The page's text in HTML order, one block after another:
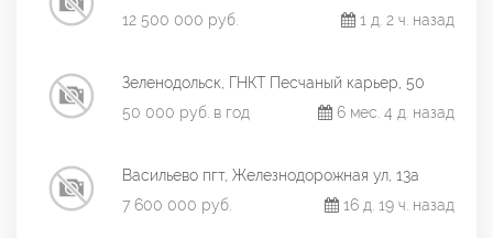
12 500 000 руб.
1 д. 2 ч. назад
Зеленодольск, ГНКТ Песчаный карьер, 50
50 000 руб. в год
6 мес. 4 д. назад
Васильево пгт, Железнодорожная ул, 13а
7 600 000 руб.
16 д. 19 ч. назад